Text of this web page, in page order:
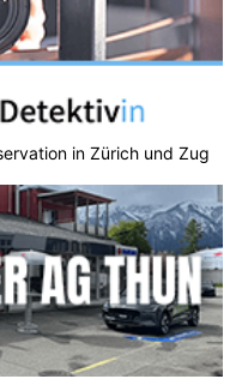
in Zürich und Zug